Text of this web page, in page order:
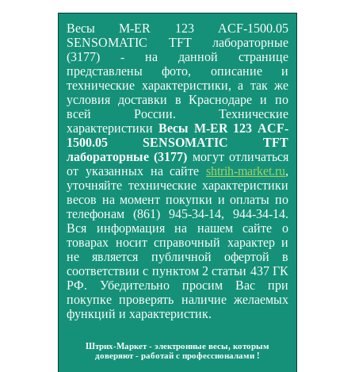
Весы M-ER 123 АCF-1500.05
SENSOMATIC TFT лабораторные
(3177) - на данной странице
представлены фото, описание и
технические характеристики, а так же
условия доставки в Краснодаре и по
всей России. Технические
характеристики Весы M-ER 123 АCF-
1500.05 SENSOMATIC TFT
лабораторные (3177) могут отличаться
от указанных на сайте shtrih-market.ru,
уточняйте технические характеристики
весов на момент покупки и оплаты по
телефонам (861) 945-34-14, 944-34-14.
Вся информация на нашем сайте о
товарах носит справочный характер и
не является публичной офертой в
соответствии с пунктом 2 статьи 437 ГК
РФ. Убедительно просим Вас при
покупке проверять наличие желаемых
функций и характеристик.
Штрих-Маркет - электронные весы, которым
доверяют - работай с профессионалами !